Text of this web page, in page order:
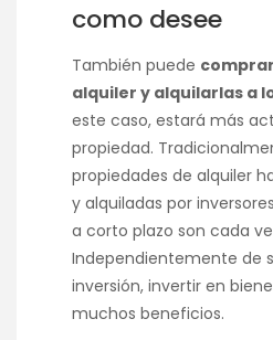
como desee
También puede
alquiler y alquilarlas a
este caso, estará más
propiedad.
propiedades de alquiler
y alquiladas por
a corto plazo son cada
Independientemente de
inversión, invertir en
muchos beneficios.